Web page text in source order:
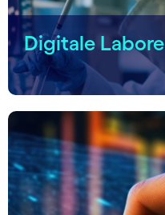
Digitale Labore